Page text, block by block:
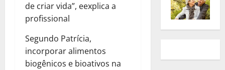
de criar vida”, eexplica a
profissional
Segundo Patrícia,
incorporar alimentos
biogênicos e bioativos na